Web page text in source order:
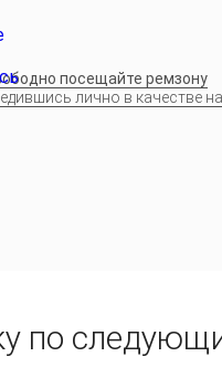
посещайте ремзону
лично в качестве
по